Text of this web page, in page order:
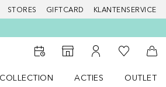
STORES GIFTCARD KLANTENSERVICE
Naar StorefinderNaar Mijn Account
Naar Mijn
ACTIES
OUTLET